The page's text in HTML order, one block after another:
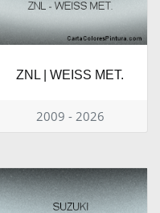
ZNL | WEISS MET.
2009 - 2026